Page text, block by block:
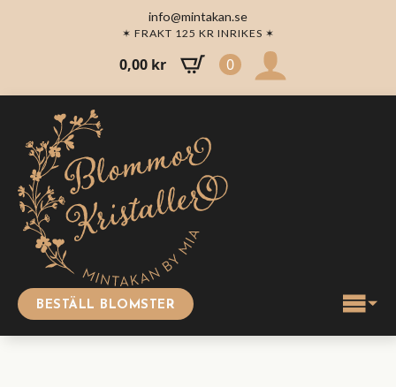
info@mintakan.se
✶ FRAKT 125 KR INRIKES ✶
0,00 kr 0
BESTÄLL BLOMSTER